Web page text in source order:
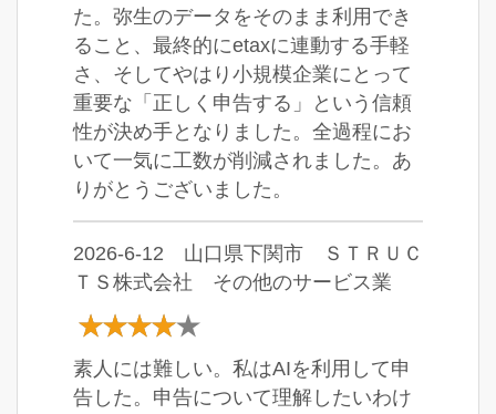
た。弥生のデータをそのまま利用でき
ること、最終的にetaxに連動する手軽
さ、そしてやはり小規模企業にとって
重要な「正しく申告する」という信頼
性が決め手となりました。全過程にお
いて一気に工数が削減されました。あ
りがとうございました。
2026-6-12 山口県下関市 ＳＴＲＵＣ
ＴＳ株式会社 その他のサービス業
素人には難しい。私はAIを利用して申
告した。申告について理解したいわけ